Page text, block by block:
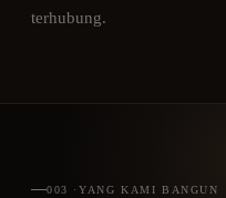
terhubung.
003 ·YANG KAMI BANGUN